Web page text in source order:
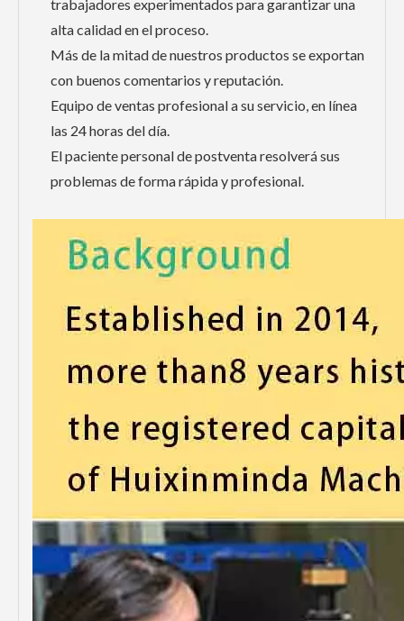
trabajadores experimentados para garantizar una
alta calidad en el proceso.
Más de la mitad de nuestros productos se exportan
con buenos comentarios y reputación.
Equipo de ventas profesional a su servicio, en línea
las 24 horas del día.
El paciente personal de postventa resolverá sus
problemas de forma rápida y profesional.